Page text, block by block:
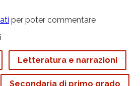
per poter commentare
Letteratura e narrazioni
Secondaria di primo grado